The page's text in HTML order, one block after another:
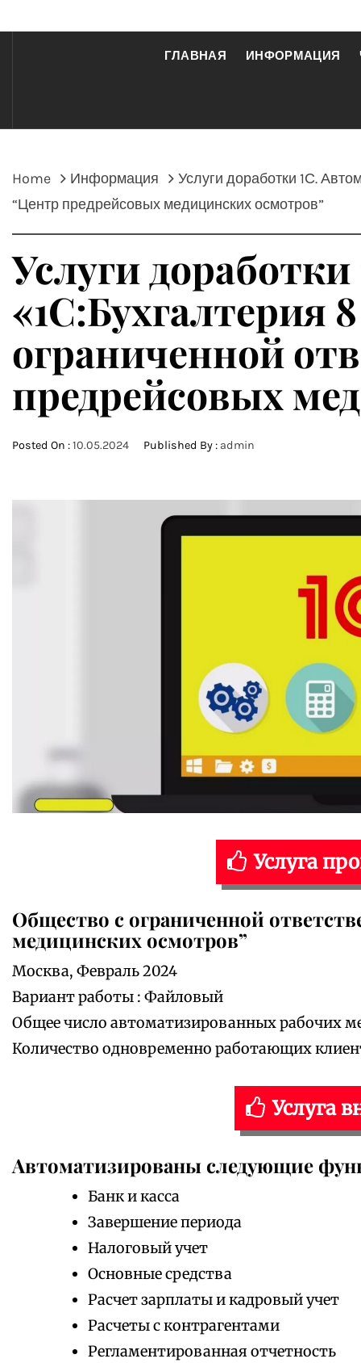
ГЛАВНАЯ ИНФОРМАЦИЯ
Home Информация
Услуги доработки 1С.
“Центр предрейсовых медицинских осмотров”
Услуги
«1С:Бухгалтерия
ограниченной
предрейсовых
Posted On :10.05.2024 Published By : admin
Услуга
Общество с ограниченной
медицинских осмотров”
Москва, Февраль 2024
Вариант работы : Файловый
Общее число автоматизированных рабочих
Количество одновременно работающих
Услуга
Автоматизированы следующие
Банк и касса
Завершение периода
Налоговый учет
Основные средства
Расчет зарплаты и кадровый учет
Расчеты с контрагентами
Регламентированная отчетность